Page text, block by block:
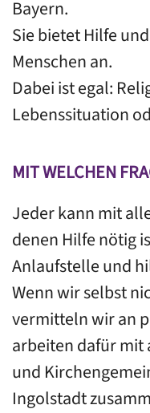
Bayern.
Sie bietet Hilfe
Menschen an.
Dabei ist egal:
Lebenssituation
MIT WELCHEN
Jeder kann mit
denen Hilfe nötig
Anlaufstelle und
Wenn wir selbst
vermitteln wir an
arbeiten dafür mit
und
Ingolstadt